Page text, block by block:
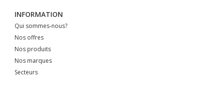
INFORMATION
Qui sommes-nous?
Nos offres
Nos produits
Nos marques
Secteurs